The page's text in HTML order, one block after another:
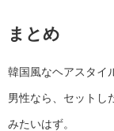
まとめ
韓国風なヘアスタイ
男性なら、セットし
みたいはず。